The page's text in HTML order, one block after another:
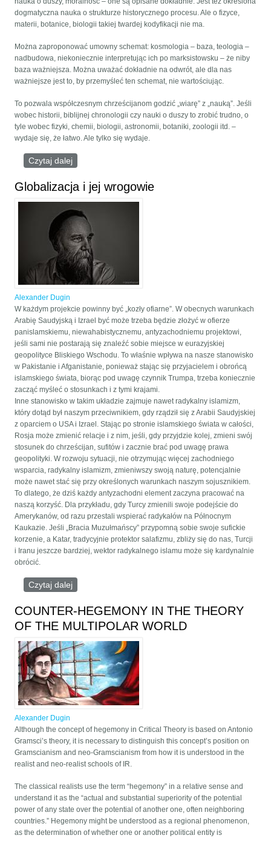
dogmatyczna nauka o strukturze historycznego procesu. Ale o fizyce,
materii, botanice, biologii takiej twardej kodyfikacji nie ma.
Można zaproponować umowny schemat: kosmologia – baza, teologia –
nadbudowa, niekoniecznie interpretując ich po marksistowsku – że niby
baza ważniejsza. Można uważać dokładnie na odwrót, ale dla nas
ważniejsze jest to, by przemyśleć ten schemat, nie wartościując.
To pozwala współczesnym chrześcijanom godzić „wiarę” z „nauką”. Jeśli
wobec historii, biblijnej chronologii czy nauki o duszy to zrobić trudno, o
tyle wobec fizyki, chemii, biologii, astronomii, botaniki, zoologii itd. –
wydaje się, że łatwo. Ale tylko się wydaje.
Czytaj dalej
Globalizacja i jej wrogowie
Alexander Dugin
W każdym projekcie powinny być „kozły ofiarne”. W obecnych warunkach
Arabię Saudyjską i Izrael być może trzeba będzie złożyć w ofierze
panislamskiemu, niewahabistycznemu, antyzachodniemu projektowi,
jeśli sami nie postarają się znaleźć sobie miejsce w eurazyjskiej
geopolityce Bliskiego Wschodu. To właśnie wpływa na nasze stanowisko
w Pakistanie i Afganistanie, ponieważ stając się przyjacielem i obrońcą
islamskiego świata, biorąc pod uwagę czynnik Trumpa, trzeba koniecznie
zacząć myśleć o stosunkach i z tymi krajami.
Inne stanowisko w takim układzie zajmuje nawet radykalny islamizm,
który dotąd był naszym przeciwnikiem, gdy rządził się z Arabii Saudyjskiej
z oparciem o USA i Izrael. Stając po stronie islamskiego świata w całości,
Rosja może zmienić relacje i z nim, jeśli, gdy przyjdzie kolej, zmieni swój
stosunek do chrześcijan, sufitów i zacznie brać pod uwagę prawa
geopolityki. W rozwoju sytuacji, nie otrzymując więcej zachodniego
wsparcia, radykalny islamizm, zmieniwszy swoją naturę, potencjalnie
może nawet stać się przy określonych warunkach naszym sojusznikiem.
To dlatego, że dziś każdy antyzachodni element zaczyna pracować na
naszą korzyść. Dla przykładu, gdy Turcy zmienili swoje podejście do
Amerykanów, od razu przestali wspierać radykałów na Północnym
Kaukazie. Jeśli „Bracia Muzułmańscy” przypomną sobie swoje sufickie
korzenie, a Katar, tradycyjnie protektor salafizmu, zbliży się do nas, Turcji
i Iranu jeszcze bardziej, wektor radykalnego islamu może się kardynalnie
obrócić.
Czytaj dalej
COUNTER-HEGEMONY IN THE THEORY
OF THE MULTIPOLAR WORLD
Alexander Dugin
Although the concept of hegemony in Critical Theory is based on Antonio
Gramsci’s theory, it is necessary to distinguish this concept’s position on
Gramscianism and neo-Gramscianism from how it is understood in the
realist and neo-realist schools of IR.
The classical realists use the term “hegemony” in a relative sense and
understand it as the “actual and substantial superiority of the potential
power of any state over the potential of another one, often neighboring
countries.” Hegemony might be understood as a regional phenomenon,
as the determination of whether one or another political entity is